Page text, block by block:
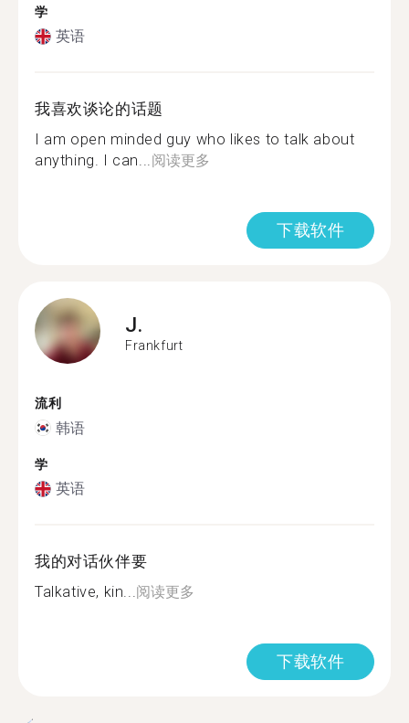
学
英语
我喜欢谈论的话题
I am open minded guy who likes to talk about
anything. I can...阅读更多
下载软件
J.
Frankfurt
流利
韩语
学
英语
我的对话伙伴要
Talkative, kin...阅读更多
下载软件